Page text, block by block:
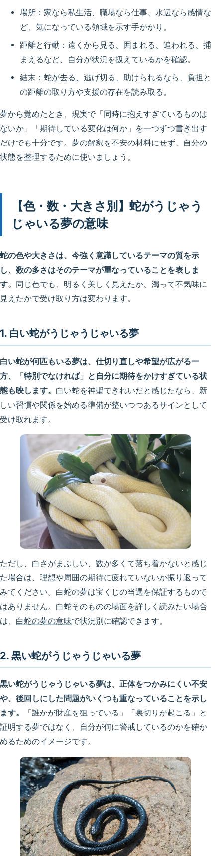
場所：家なら私生活、職場なら仕事、水辺なら感情な
ど、気になっている領域を示す手がかり。
距離と行動：遠くから見る、囲まれる、追われる、捕
まえるなど、自分が状況を扱えているかを確認。
結末：蛇が去る、逃げ切る、助けられるなら、負担と
の距離の取り方や支援の存在を読み取る。
夢から覚めたとき、現実で「同時に抱えすぎているものは
ないか」「期待している変化は何か」を一つずつ書き出す
だけでも十分です。夢の解釈を不安の材料にせず、自分の
状態を整理するために使いましょう。
【色・数・大きさ別】蛇がうじゃう
じゃいる夢の意味
蛇の色や大きさは、今強く意識しているテーマの質を示
し、数の多さはそのテーマが重なっていることを表しま
す。
同じ色でも、明るく美しく見えたか、濁って不気味に
見えたかで受け取り方は変わります。
1. 白い蛇がうじゃうじゃいる夢
白い蛇が何匹もいる夢は、仕切り直しや希望が広がる一
方、「特別でなければ」と自分に期待をかけすぎている状
態も映します。 白い蛇を神聖できれいだと感じたなら、新
しい習慣や関係を始める準備が整いつつあるサインとして
受け取れます。
ただし、白さがまぶしい、数が多くて落ち着かないと感じ
た場合は、理想や周囲の期待に疲れていないか振り返って
みてください。白蛇の夢は宝くじの当選を保証するもので
はありません。白蛇そのものの場面を詳しく読みたい場合
は、 白蛇の夢の意味で状況別に確認できます。
2. 黒い蛇がうじゃうじゃいる夢
黒い蛇がうじゃうじゃいる夢は、正体をつかみにくい不安
や、後回しにした問題がいくつも重なっていることを示し
ます。
「誰かが財産を狙っている」「裏切りが起こる」と
証明する夢ではなく、自分が何に警戒しているのかを確か
めるためのイメージです。